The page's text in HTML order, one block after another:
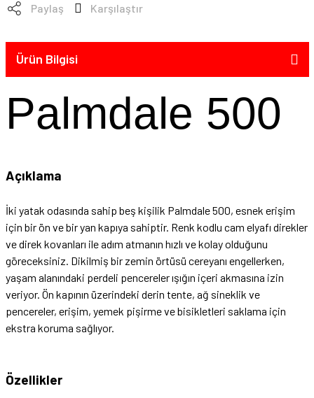
Paylaş Karşılaştır
Ürün Bilgisi
Palmdale 500
Açıklama
İki yatak odasında sahip beş kişilik Palmdale 500, esnek erişim
için bir ön ve bir yan kapıya sahiptir. Renk kodlu cam elyafı direkler
ve direk kovanları ile adım atmanın hızlı ve kolay olduğunu
göreceksiniz. Dikilmiş bir zemin örtüsü cereyanı engellerken,
yaşam alanındaki perdeli pencereler ışığın içeri akmasına izin
veriyor. Ön kapının üzerindeki derin tente, ağ sineklik ve
pencereler, erişim, yemek pişirme ve bisikletleri saklama için
ekstra koruma sağlıyor.
Özellikler